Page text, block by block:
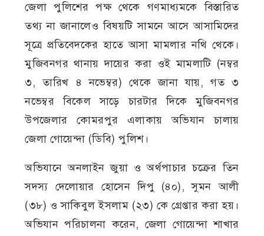
জেলা পুলিশের পক্ষ থেকে গণমাধ্যমকে বিস্তারিত
তথ্য না জানালেও বিষয়টি সামনে আসে আসামিদের
সূত্রে প্রতিবেদকের হাতে আসা মামলার নথি থেকে।
মুজিবনগর থানায় দায়ের করা ওই মামলাটি (নম্বর
৩, তারিখ ৪ নভেম্বর) থেকে জানা যায়, গত ৩
নভেম্বর বিকেল সাড়ে চারটার দিকে মুজিবনগর
উপজেলার কোমরপুর এলাকায় অভিযান চালায়
জেলা গোয়েন্দা (ডিবি) পুলিশ।
অভিযানে অনলাইন জুয়া ও অর্থপাচার চক্রের তিন
সদস্য দেলোয়ার হোসেন দিপু (৪০), সুমন আলী
(৩৮) ও সাকিবুল ইসলাম (২৩) কে গ্রেপ্তার করা হয়।
অভিযান পরিচালনা করেন, জেলা গোয়েন্দা শাখার